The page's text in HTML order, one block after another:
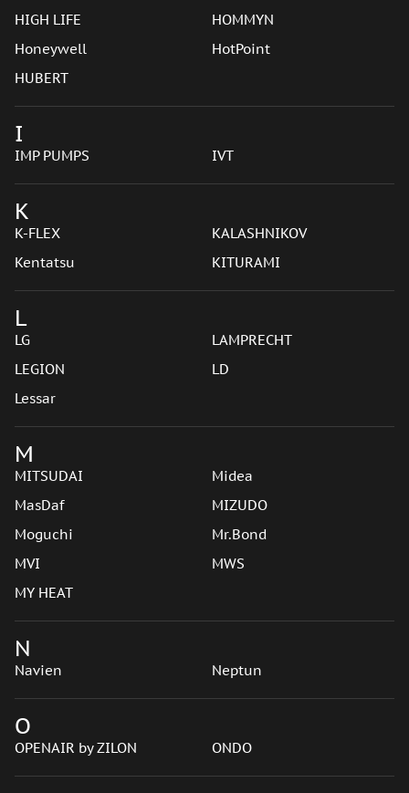
HIGH LIFE
HOMMYN
Honeywell
HotPoint
HUBERT
I
IMP PUMPS IVT
K
K-FLEX
KALASHNIKOV
Kentatsu
KITURAMI
L
LG
LAMPRECHT
LEGION
LD
Lessar
M
MITSUDAI
Midea
MasDaf
MIZUDO
Moguchi
Mr.Bond
MVI
MWS
MY HEAT
N
Navien Neptun
O
OPENAIR by ZILON ONDO